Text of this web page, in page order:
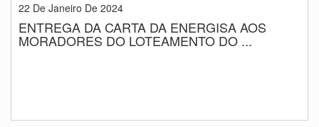
22 De Janeiro De 2024
ENTREGA DA CARTA DA ENERGISA AOS
MORADORES DO LOTEAMENTO DO ...